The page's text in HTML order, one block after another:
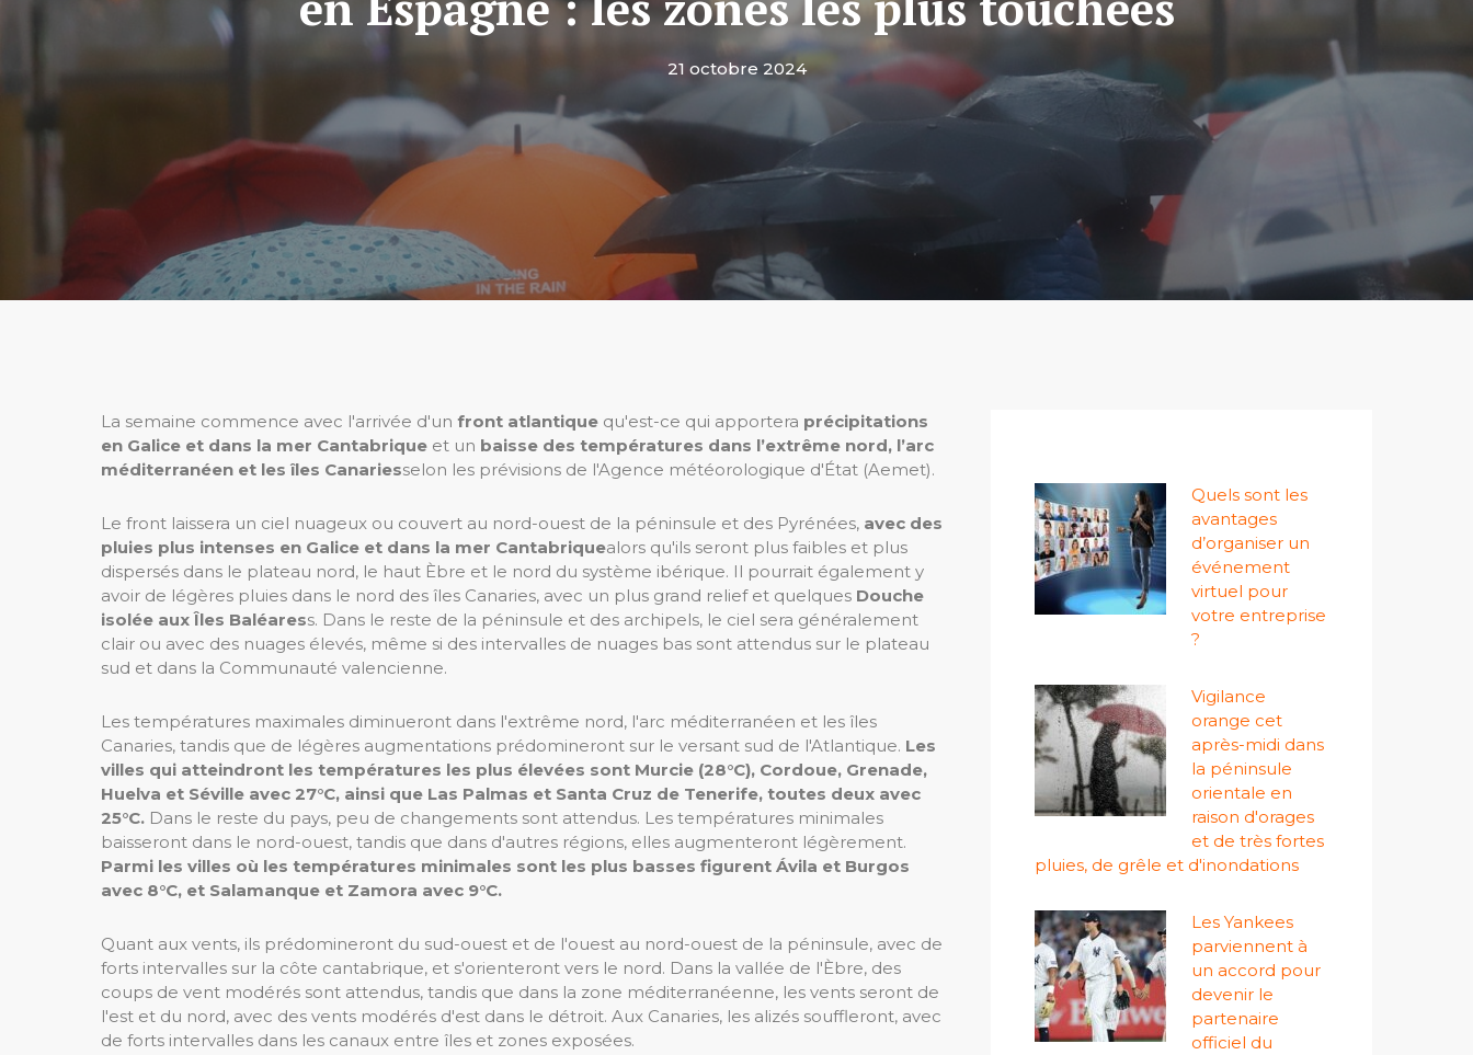
21 octobre 2024
La semaine commence avec l'arrivée d'un front atlantique qu'est-ce qui apportera précipitations
en Galice et dans la mer Cantabrique et un baisse des températures dans l’extrême nord, l’arc
méditerranéen et les îles Canariesselon les prévisions de l'Agence météorologique d'État (Aemet).
Le front laissera un ciel nuageux ou couvert au nord-ouest de la péninsule et des Pyrénées, avec des
pluies plus intenses en Galice et dans la mer Cantabriquealors qu'ils seront plus faibles et plus
dispersés dans le plateau nord, le haut Èbre et le nord du système ibérique. Il pourrait également y
avoir de légères pluies dans le nord des îles Canaries, avec un plus grand relief et quelques Douche
isolée aux Îles Baléaress. Dans le reste de la péninsule et des archipels, le ciel sera généralement
clair ou avec des nuages ​​élevés, même si des intervalles de nuages ​​bas sont attendus sur le plateau
sud et dans la Communauté valencienne.
Les températures maximales diminueront dans l'extrême nord, l'arc méditerranéen et les îles
Canaries, tandis que de légères augmentations prédomineront sur le versant sud de l'Atlantique. Les
villes qui atteindront les températures les plus élevées sont Murcie (28°C), Cordoue, Grenade,
Huelva et Séville avec 27°C, ainsi que Las Palmas et Santa Cruz de Tenerife, toutes deux avec
25°C. Dans le reste du pays, peu de changements sont attendus. Les températures minimales
baisseront dans le nord-ouest, tandis que dans d'autres régions, elles augmenteront légèrement.
Parmi les villes où les températures minimales sont les plus basses figurent Ávila et Burgos
avec 8°C, et Salamanque et Zamora avec 9°C.
Quant aux vents, ils prédomineront du sud-ouest et de l'ouest au nord-ouest de la péninsule, avec de
forts intervalles sur la côte cantabrique, et s'orienteront vers le nord. Dans la vallée de l'Èbre, des
coups de vent modérés sont attendus, tandis que dans la zone méditerranéenne, les vents seront de
l'est et du nord, avec des vents modérés d'est dans le détroit. Aux Canaries, les alizés souffleront, avec
de forts intervalles dans les canaux entre îles et zones exposées.
Quels sont les
avantages
d’organiser un
événement
virtuel pour
votre entreprise
?
Vigilance
orange cet
après-midi dans
la péninsule
orientale en
raison d'orages
et de très fortes
pluies, de grêle et d'inondations
Les Yankees
parviennent à
un accord pour
devenir le
partenaire
officiel du